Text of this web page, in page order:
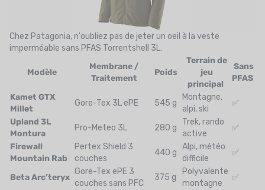
Chez Patagonia, n'oubliez pas de jeter un oeil à la veste
imperméable sans PFAS Torrentshell 3L.
Modèle
Membrane /
Traitement
Poids
Terrain de
jeu
principal
Sans
PFAS
Kamet GTX
Millet
Gore-Tex 3L ePE 545 g
Montagne,
alpi, ski
✅
Upland 3L
Montura
Pro-Meteo 3L 280 g
Trek, rando
active
✅
Firewall
Mountain Rab
Pertex Shield 3
couches
440 g
Alpi, météo
difficile
✅
Beta Arc’teryx
Gore-Tex ePE 3
couches sans PFC
375 g
Polyvalente
montagne
✅